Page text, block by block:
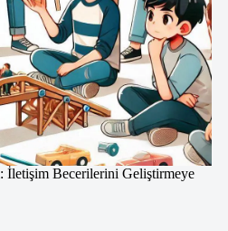
Becerilerini Geliştirmeye